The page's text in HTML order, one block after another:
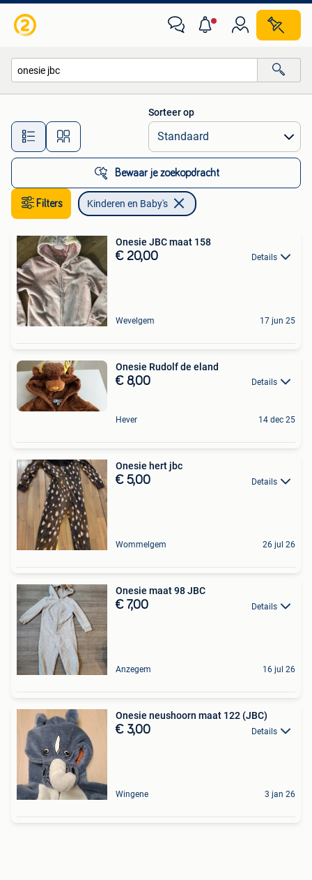
Alle afstanden…
Sorteer op
Bewaar je zoekopdracht
Filters Kinderen en Baby's
Onesie JBC maat 158
€ 20,00 Details
Wevelgem 17 jun 25
Onesie Rudolf de eland
€ 8,00 Details
Hever 14 dec 25
Onesie hert jbc
€ 5,00 Details
Wommelgem 26 jul 26
Onesie maat 98 JBC
€ 7,00 Details
Anzegem 16 jul 26
Onesie neushoorn maat 122 (JBC)
€ 3,00 Details
Wingene 3 jan 26